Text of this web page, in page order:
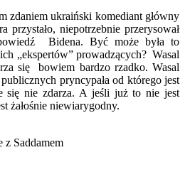
zdaniem ukraiński komediant główny
przystało, niepotrzebnie przerysował
Bidena. Być może była to
„ekspertów” prowadzących? Wasal
się bowiem bardzo rzadko. Wasal
pryncypała od którego jest
się nie zdarza. A jeśli już to nie jest
żałośnie niewiarygodny.
z Saddamem